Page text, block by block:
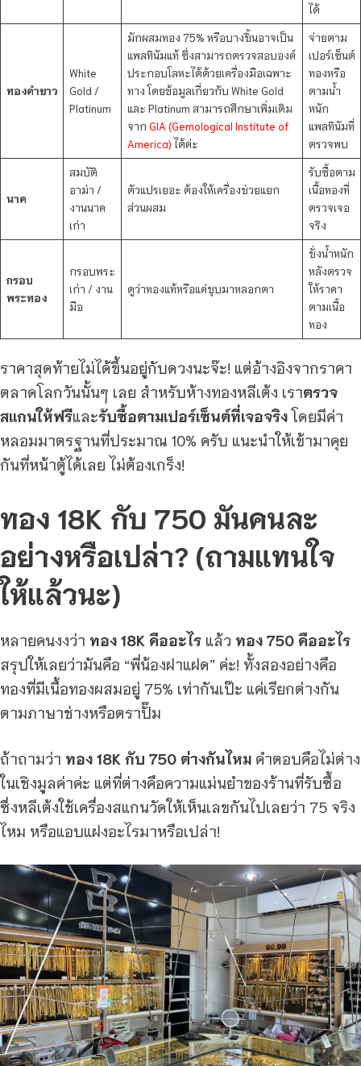
ได้
ทองคำขาว
White
Gold /
Platinum
มักผสมทอง 75% หรือบางชิ้นอาจเป็น
แพลทินัมแท้ ซึ่งสามารถตรวจสอบองค์
ประกอบโลหะได้ด้วยเครื่องมือเฉพาะ
ทาง โดยข้อมูลเกี่ยวกับ White Gold
และ Platinum สามารถศึกษาเพิ่มเติม
จากGIA (Gemological Institute of
America) ได้ค่ะ
จ่ายตาม
เปอร์เซ็นต์
ทองหรือ
ตามน้ำ
หนัก
แพลทินัมที่
ตรวจพบ
นาค
สมบัติ
อาม่า /
งานนาค
เก่า
ตัวแปรเยอะ ต้องให้เครื่องช่วยแยก
ส่วนผสม
รับซื้อตาม
เนื้อทองที่
ตรวจเจอ
จริง
กรอบ
พระทอง
กรอบพระ
เก่า / งาน
มือ
ดูว่าทองแท้หรือแค่ชุบมาหลอกตา
ชั่งน้ำหนัก
หลังตรวจ
ให้ราคา
ตามเนื้อ
ทอง
ราคาสุดท้ายไม่ได้ขึ้นอยู่กับดวงนะจ๊ะ! แต่อ้างอิงจากราคา
ตลาดโลกวันนั้นๆ เลย สำหรับห้างทองหลีเต้ง เราตรวจ
สแกนให้ฟรีและรับซื้อตามเปอร์เซ็นต์ที่เจอจริงโดยมีค่า
หลอมมาตรฐานที่ประมาณ 10% ครับ แนะนำให้เข้ามาคุย
กันที่หน้าตู้ได้เลย ไม่ต้องเกร็ง!
ทอง 18K กับ 750 มันคนละ
อย่างหรือเปล่า? (ถามแทนใจ
ให้แล้วนะ)
หลายคนงงว่า ทอง 18K คืออะไร แล้ว ทอง 750 คืออะไร
สรุปให้เลยว่ามันคือ “พี่น้องฝาแฝด” ค่ะ! ทั้งสองอย่างคือ
ทองที่มีเนื้อทองผสมอยู่ 75% เท่ากันเป๊ะ แค่เรียกต่างกัน
ตามภาษาช่างหรือตราปั๊ม
ถ้าถามว่า ทอง 18K กับ 750 ต่างกันไหม คำตอบคือไม่ต่าง
ในเชิงมูลค่าค่ะ แต่ที่ต่างคือความแม่นยำของร้านที่รับซื้อ
ซึ่งหลีเต้งใช้เครื่องสแกนวัดให้เห็นเลขกันไปเลยว่า 75 จริง
ไหม หรือแอบแฝงอะไรมาหรือเปล่า!